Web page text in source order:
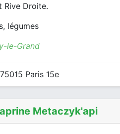
Rive Droite.
légumes
le-Grand
Paris 15e
Metaczyk'api